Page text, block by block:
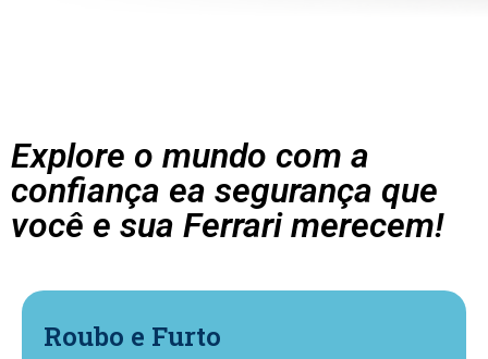
Explore o mundo com a
confiança ea segurança que
você e sua Ferrari merecem!
Roubo e Furto